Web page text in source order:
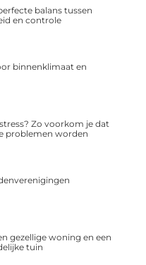
balans tussen
en controle
binnenklimaat en
Zo voorkom je dat
problemen worden
gezellige woning en een
tuin